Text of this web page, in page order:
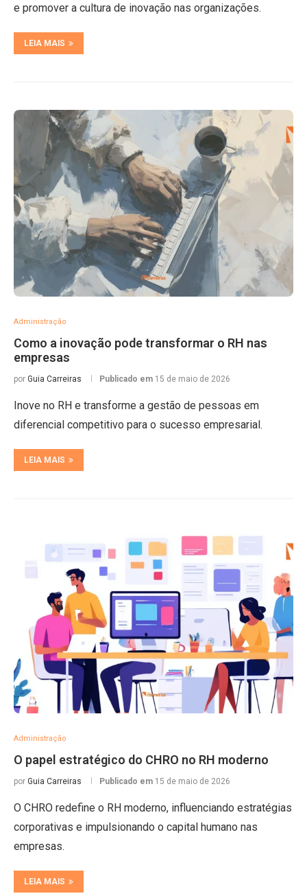
e promover a cultura de inovação nas organizações.
LEIA MAIS
Administração
Como a inovação pode transformar o RH nas
empresas
por Guia Carreiras Publicado em 15 de maio de 2026
Inove no RH e transforme a gestão de pessoas em
diferencial competitivo para o sucesso empresarial.
LEIA MAIS
Administração
O papel estratégico do CHRO no RH moderno
por Guia Carreiras Publicado em 15 de maio de 2026
O CHRO redefine o RH moderno, influenciando estratégias
corporativas e impulsionando o capital humano nas
empresas.
LEIA MAIS